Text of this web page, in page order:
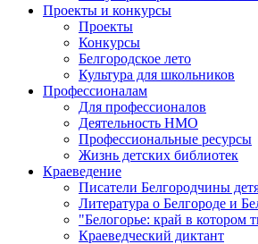
Проекты и конкурсы
Проекты
Конкурсы
Белгородское лето
Культура для школьников
Профессионалам
Для профессионалов
Деятельность НМО
Профессиональные ресурсы
Жизнь детских библиотек
Краеведение
Писатели Белгородчины
Литература о Белгороде и
"Белогорье: край в
Краеведческий диктант